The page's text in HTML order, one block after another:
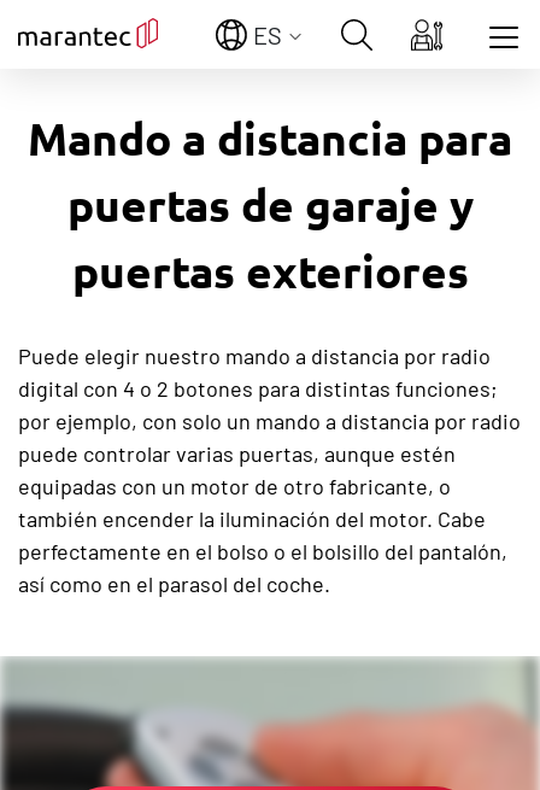
Don't show this message again
ES
Mando a distancia para
puertas de garaje y
puertas exteriores
Puede elegir nuestro mando a distancia por radio
digital con 4 o 2 botones para distintas funciones;
por ejemplo, con solo un mando a distancia por radio
puede controlar varias puertas, aunque estén
equipadas con un motor de otro fabricante, o
también encender la iluminación del motor. Cabe
perfectamente en el bolso o el bolsillo del pantalón,
así como en el parasol del coche.